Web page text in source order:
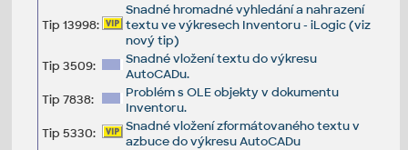
Tip 13998:
Snadné hromadné vyhledání a nahrazení
textu ve výkresech Inventoru - iLogic (viz
nový tip)
Tip 3509:
Snadné vložení textu do výkresu
AutoCADu.
Tip 7838:
Problém s OLE objekty v dokumentu
Inventoru.
Tip 5330:
Snadné vložení zformátovaného textu v
azbuce do výkresu AutoCADu